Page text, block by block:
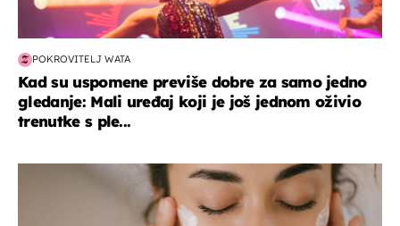
POKROVITELJ WATA
Kad su uspomene previše dobre za samo jedno
gledanje: Mali uređaj koji je još jednom oživio
trenutke s ple...
moda & ljepota